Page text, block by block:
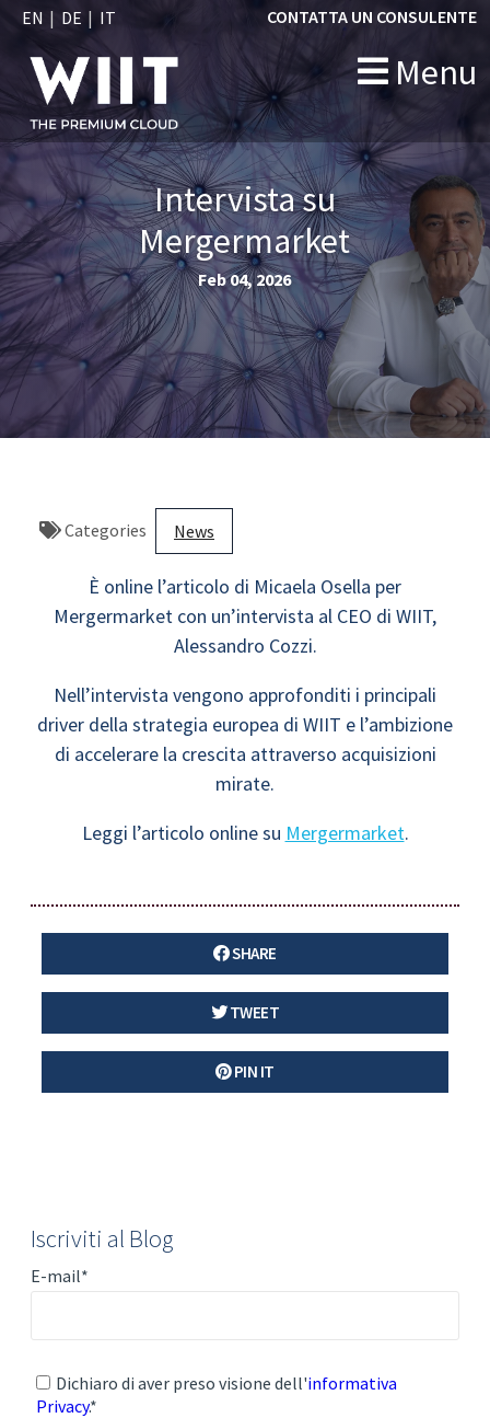
EN DE IT
Menu
CONTATTA UN CONSULENTE
Intervista su
Mergermarket
Feb 04, 2026
Categories News
È online l’articolo di Micaela Osella per
Mergermarket con un’intervista al CEO di WIIT,
Alessandro Cozzi.
Nell’intervista vengono approfonditi i principali
driver della strategia europea di WIIT e l’ambizione
di accelerare la crescita attraverso acquisizioni
mirate.
Leggi l’articolo online su Mergermarket.
SHARE
TWEET
PIN IT
Iscriviti al Blog
E-mail*
Dichiaro di aver preso visione dell'informativa
Privacy.*